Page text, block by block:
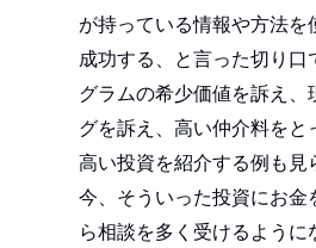
が持っている情報や方法を
成功する、と言った切り口
グラムの希少価値を訴え、
グを訴え、高い仲介料をと
高い投資を紹介する例も見
今、そういった投資にお金
ら相談を多く受けるように